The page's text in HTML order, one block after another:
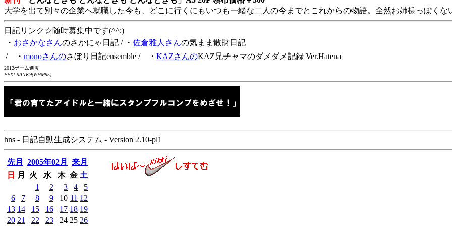
大学を出て別々の企業へ就職した今も、どこに行くにもいつも一緒な二人の今までとこれからの物語。全然お姉様っぽくな
日記リンク☆随時募集中です(^^;)
・ おさかなさんのさかにゃ日記 / ・ 佐倉雅人さんの気まま散財日記
/ ・ monoさんのさぼり日記ensemble / ・ KAZさんのKAZ兄チャマのダメダメ記録 Ver.Hatena
2012ゲーム進度
FFXI:RANK9(WHM95)
hns - 日記自動生成システム - Version 2.10-pl1
先月 2005年02月
来月
日
月 火 水 木 金 土
1
2 3 4
5
6
7 8 9 10 11 12
13 14 15 16 17 18 19
20 21 22 23 24 25 26